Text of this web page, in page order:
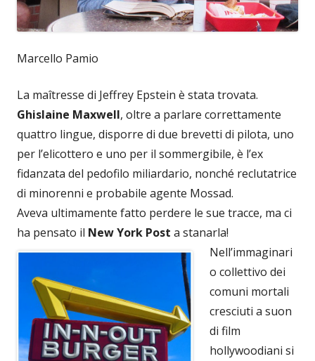
Marcello Pamio
La maîtresse di Jeffrey Epstein è stata trovata.
Ghislaine Maxwell, oltre a parlare correttamente
quattro lingue, disporre di due brevetti di pilota, uno
per l’elicottero e uno per il sommergibile, è l’ex
fidanzata del pedofilo miliardario, nonché reclutatrice
di minorenni e probabile agente Mossad.
Aveva ultimamente fatto perdere le sue tracce, ma ci
ha pensato il New York Post a stanarla!
Nell’immaginari
o collettivo dei
comuni mortali
cresciuti a suon
di film
hollywoodiani si